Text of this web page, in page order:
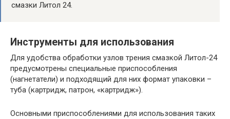
смазки Литол 24.
Инструменты для использования
Для удобства обработки узлов трения смазкой Литол-24
предусмотрены специальные приспособления
(нагнетатели) и подходящий для них формат упаковки –
туба (картридж, патрон, «картридж»).
Основными приспособлениями для использования таких